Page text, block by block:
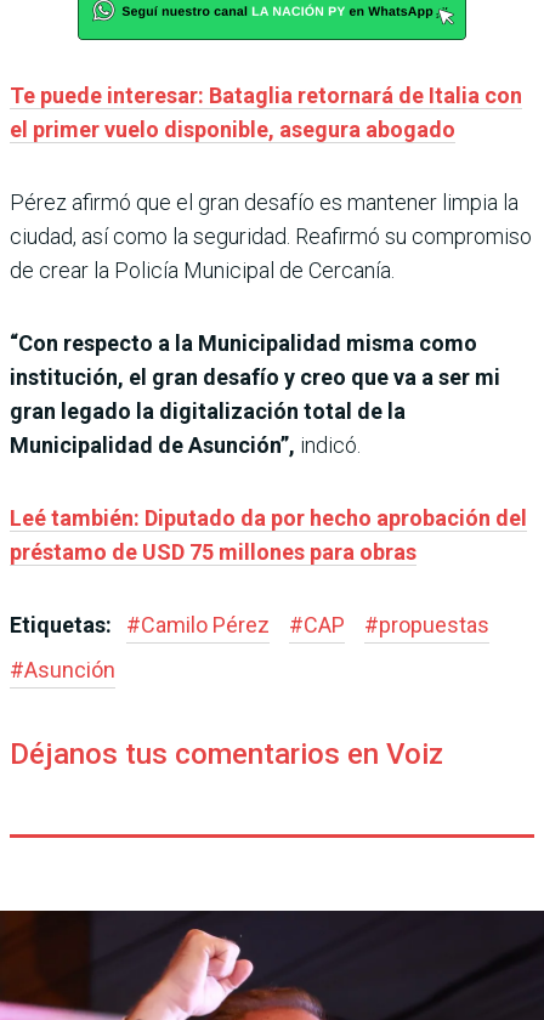
Te puede interesar: Bataglia retornará de Italia con
el primer vuelo disponible, asegura abogado
Pérez afirmó que el gran desafío es mantener limpia la
ciudad, así como la seguridad. Reafirmó su compromiso
de crear la Policía Municipal de Cercanía.
“Con respecto a la Municipalidad misma como
institución, el gran desafío y creo que va a ser mi
gran legado la digitalización total de la
Municipalidad de Asunción”, indicó.
Leé también: Diputado da por hecho aprobación del
préstamo de USD 75 millones para obras
Etiquetas: #Camilo Pérez #CAP #propuestas
#Asunción
Déjanos tus comentarios en Voiz